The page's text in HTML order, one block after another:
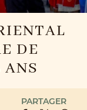
DE
ANS
PARTAGER